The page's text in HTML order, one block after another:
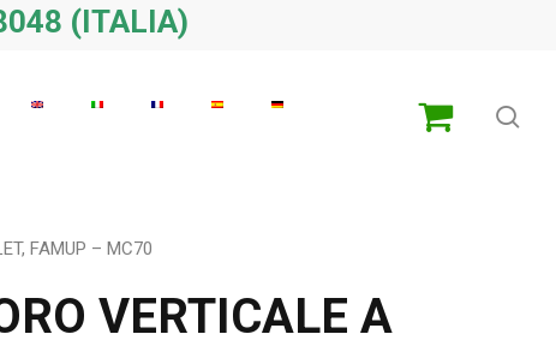
(ITALIA)
FAMUP – MC70
VERTICALE A